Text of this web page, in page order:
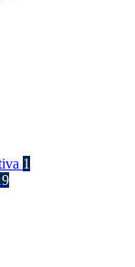
1